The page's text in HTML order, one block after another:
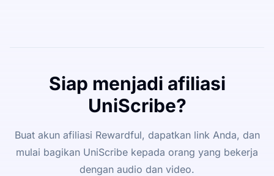
Siap menjadi afiliasi
UniScribe?
Buat akun afiliasi Rewardful, dapatkan link Anda, dan
mulai bagikan UniScribe kepada orang yang bekerja
dengan audio dan video.